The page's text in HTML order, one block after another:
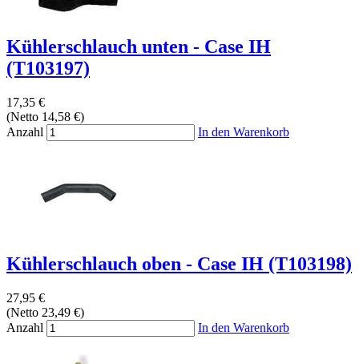
Kühlerschlauch unten - Case IH
(T103197)
17,35 €
(Netto 14,58 €)
Anzahl
In den Warenkorb
Kühlerschlauch oben - Case IH (T103198)
27,95 €
(Netto 23,49 €)
Anzahl
In den Warenkorb